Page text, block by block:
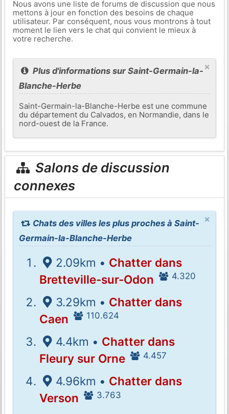
Nous avons une liste de forums de discussion que nous
mettons à jour en fonction des besoins de chaque
utilisateur. Par conséquent, nous vous montrons à tout
moment le lien vers le chat qui convient le mieux à
votre recherche.
×
Plus d'informations sur Saint-Germain-la-
Blanche-Herbe
Saint-Germain-la-Blanche-Herbe est une commune
du département du Calvados, en Normandie, dans le
nord-ouest de la France.
Salons de discussion
connexes
×
Chats des villes les plus proches à Saint-
Germain-la-Blanche-Herbe
2.09km • Chatter dans
Bretteville-sur-Odon
4.320
3.29km • Chatter dans
Caen
110.624
4.4km • Chatter dans
Fleury sur Orne
4.457
4.96km • Chatter dans
Verson
3.763